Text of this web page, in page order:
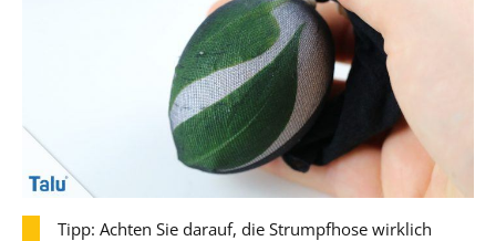
Tipp: Achten Sie darauf, die Strumpfhose wirklich